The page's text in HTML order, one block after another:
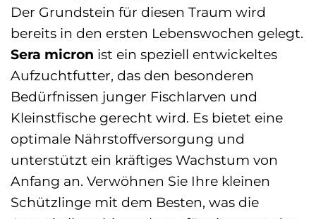
Der Grundstein für diesen Traum wird
bereits in den ersten Lebenswochen gelegt.
Sera micron ist ein speziell entwickeltes
Aufzuchtfutter, das den besonderen
Bedürfnissen junger Fischlarven und
Kleinstfische gerecht wird. Es bietet eine
optimale Nährstoffversorgung und
unterstützt ein kräftiges Wachstum von
Anfang an. Verwöhnen Sie Ihre kleinen
Schützlinge mit dem Besten, was die